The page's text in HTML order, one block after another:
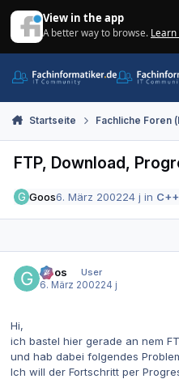
View in the app
A better way to browse.
Startseite Fachliche Foren
FTP, Download,
Goos6. März 200224 j in
Goos
User
6. März 200224 j
Hi,
ich bastel hier gerade an nem
und hab dabei folgendes
Ich will der Fortschritt per